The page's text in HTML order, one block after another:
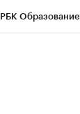
РБК Образование